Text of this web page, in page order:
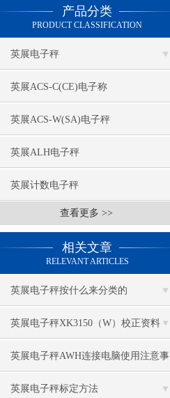
产品分类
PRODUCT CLASSIFICATION
英展电子秤
英展ACS-C(CE)电子称
英展ACS-W(SA)电子秤
英展ALH电子秤
英展计数电子秤
查看更多 >>
相关文章
RELEVANT ARTICLES
英展电子秤按什么来分类的
英展电子秤XK3150（W）校正资料
英展电子秤AWH连接电脑使用注意事
项
英展电子秤标定方法